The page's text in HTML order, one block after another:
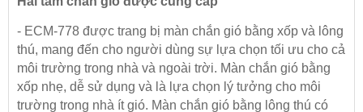
- ECM-778 được trang bị màn chắn gió bằng xốp và lông
thú, mang đến cho người dùng sự lựa chọn tối ưu cho cả
môi trường trong nhà và ngoài trời. Màn chắn gió bằng
xốp nhẹ, dễ sử dụng và là lựa chọn lý tưởng cho môi
trường trong nhà ít gió. Màn chắn gió bằng lông thú có